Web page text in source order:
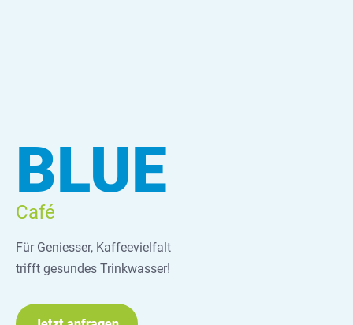
BLUE
Café
Für Geniesser, Kaffeevielfalt
trifft gesundes Trinkwasser!